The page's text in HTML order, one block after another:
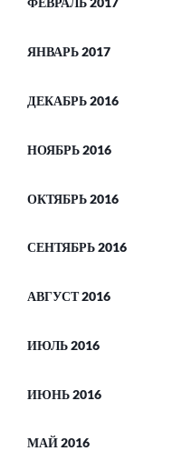
ЯНВАРЬ 2017
ДЕКАБРЬ 2016
НОЯБРЬ 2016
ОКТЯБРЬ 2016
СЕНТЯБРЬ 2016
АВГУСТ 2016
ИЮЛЬ 2016
ИЮНЬ 2016
МАЙ 2016